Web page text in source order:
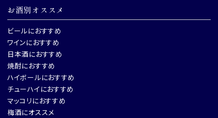
お酒別オススメ
ビールにおすすめ
ワインにおすすめ
日本酒におすすめ
焼酎におすすめ
ハイボールにおすすめ
チューハイにおすすめ
マッコリにおすすめ
梅酒にオススメ